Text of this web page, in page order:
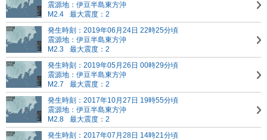
震源地：伊豆半島東方沖
M2.4
最大震度：2
発生時刻：2019年06月24日 22時25分頃
震源地：伊豆半島東方沖
M2.3
最大震度：2
発生時刻：2019年05月26日 00時29分頃
震源地：伊豆半島東方沖
M2.7
最大震度：2
発生時刻：2017年10月27日 19時55分頃
震源地：伊豆半島東方沖
M2.8
最大震度：2
発生時刻：2017年07月28日 14時21分頃